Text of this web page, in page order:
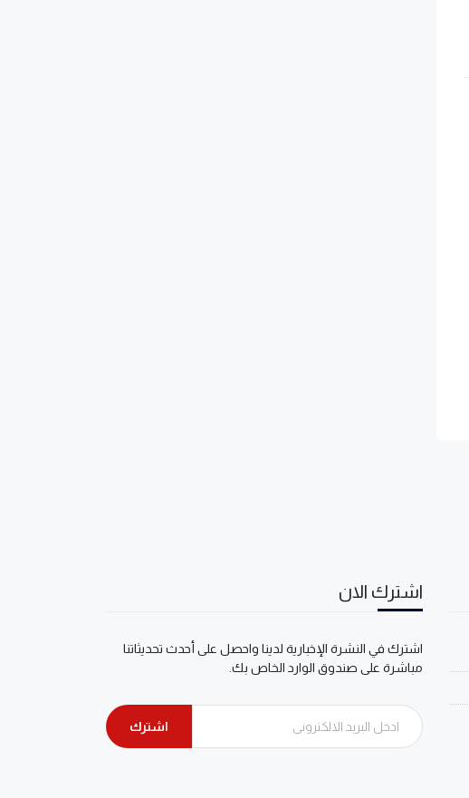
اشترك الان
اشترك في النشرة الإخبارية لدينا واحصل على أحدث تحديثاتنا
مباشرة على صندوق الوارد الخاص بك.
اشترك